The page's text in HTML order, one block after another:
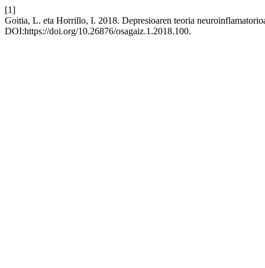
[1]
Goitia, L. eta Horrillo, I. 2018. Depresioaren teoria
DOI:https://doi.org/10.26876/osagaiz.1.2018.100.